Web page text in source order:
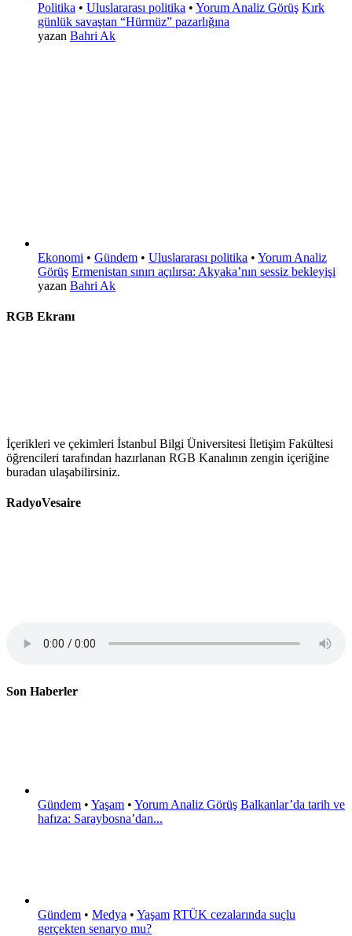
Politika • Uluslararası politika • Yorum Analiz Görüş Kırk
günlük savaştan “Hürmüz” pazarlığına
yazan Bahri Ak
Ekonomi • Gündem • Uluslararası politika • Yorum Analiz
Görüş Ermenistan sınırı açılırsa: Akyaka’nın sessiz bekleyişi
yazan Bahri Ak
RGB Ekranı
İçerikleri ve çekimleri İstanbul Bilgi Üniversitesi İletişim Fakültesi
öğrencileri tarafından hazırlanan RGB Kanalının zengin içeriğine
buradan ulaşabilirsiniz.
RadyoVesaire
Son Haberler
Gündem • Yaşam • Yorum Analiz Görüş Balkanlar’da tarih ve
hafıza: Saraybosna’dan...
Gündem • Medya • Yaşam RTÜK cezalarında suçlu
gerçekten senaryo mu?